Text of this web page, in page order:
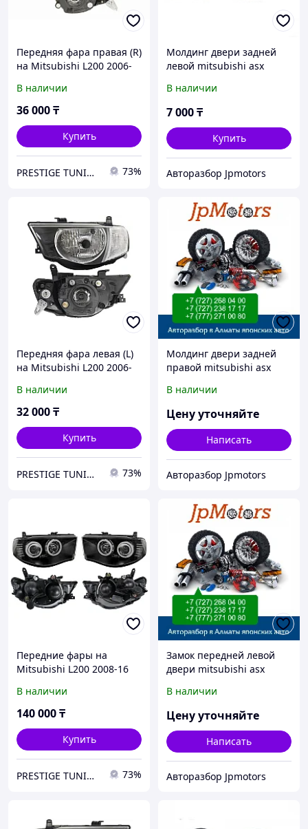
Передняя фара правая (R)
на Mitsubishi L200 2006-
В наличии
36 000₸
Купить
PRESTIGE TUNING 73%
Молдинг двери задней
левой mitsubishi asx
В наличии
7 000₸
Купить
Авторазбор Jpmotors
Передняя фара левая (L)
на Mitsubishi L200 2006-
В наличии
32 000₸
Купить
PRESTIGE TUNING 73%
Молдинг двери задней
правой mitsubishi asx
В наличии
Цену уточняйте
Написать
Авторазбор Jpmotors
Передние фары на
Mitsubishi L200 2008-16
В наличии
140 000₸
Купить
PRESTIGE TUNING 73%
Замок передней левой
двери mitsubishi asx
В наличии
Цену уточняйте
Написать
Авторазбор Jpmotors